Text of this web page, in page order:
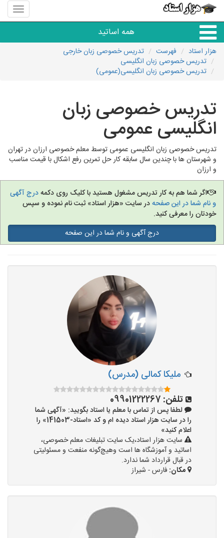
منوی
سایت
استاد
همه اساتید
همه آموزشگاه ها
زبان های خارجی
دانشگاه
کنکور و مشاوره
تدریس به کودکان
آموزشگاه ها
هزار استاد فهرست
تدریس خصوصی زبان خارجی
تدریس خصوصی زبان انگلیسی
تدریس خصوصی زبان انگلیسی(عمومی)
تدریس خصوصی زبان
انگلیسی عمومی
تدریس خصوصی زبان انگلیسی عمومی توسط معلم خصوصی ارزان در تهران
و شهرستان ها با چندین سال سابقه کار حل تمرین رفع اشکال با قیمت مناسب
و ارزان
اگر شما هم به کار تدریس مشغول هستید با کلیک روی دکمهدرج آگهی
و نام شما در این صفحهدر سایت «هزار استاد» ثبت نام نموده و سپس
خودتان را معرفی کنید.
درج آگهی و نام شما در این صفحه
ملیکا کمالی (مدرس)
تلفن: 09901222267
لطفا پس از تماس با معلم یا استاد بگویید: «آگهی شما
را در سایت هزار استاد دیده ام و کد «استاد-141503» را
اعلام کنید»
سایت هزار استاد،یک سایت تبلیغات معلم خصوصی،
اساتید و آموزشگاه ها است وهیچ‌گونه منفعت و مسئولیتی
در قبال قرارداد شما ندارد.
مکان: فارس - شیراز